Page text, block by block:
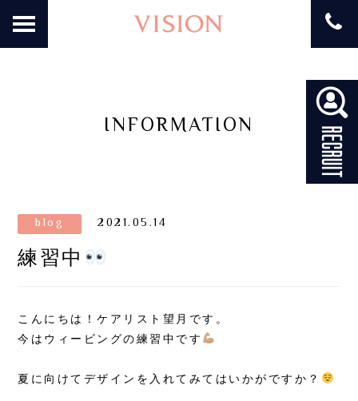
INFORMATION
2021.05.14
blog
練習中
こんにちは！ケアリスト望月です。
今はウィービングの練習中です
夏に向けてデザインを入れてみてはいかがですか？